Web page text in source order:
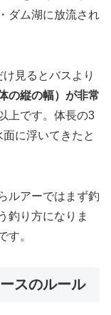
ダム湖に放流され
見るとバスより
の縦の幅）が非常
上です。体長の3
に浮いてきたと
ルアーではまず釣
釣り方になりま
す。
スのルール